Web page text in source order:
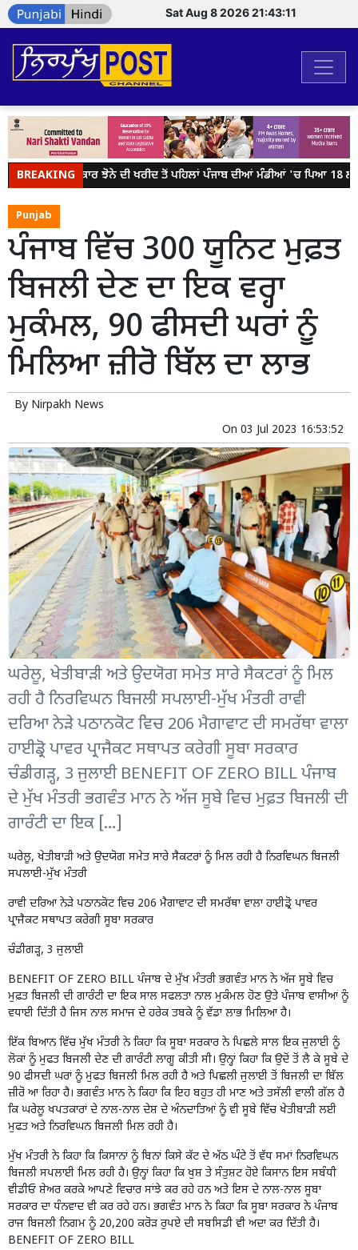
Sat Aug 8 2026 21:43:11
BREAKING
ਕੇਂਦਰ ਸਰਕਾਰ ਝੋਨੇ ਦੀ ਖਰੀਦ ਤੋਂ ਪਹਿਲਾਂ ਪੰਜਾਬ ਦੀਆਂ ਮੰਡੀਆਂ 'ਚ ਪਿਆ 18 ਲੱਖ
Punjab
ਪੰਜਾਬ ਵਿੱਚ 300 ਯੂਨਿਟ ਮੁਫ਼ਤ
ਬਿਜਲੀ ਦੇਣ ਦਾ ਇਕ ਵਰ੍ਹਾ
ਮੁਕੰਮਲ, 90 ਫੀਸਦੀ ਘਰਾਂ ਨੂੰ
ਮਿਲਿਆ ਜ਼ੀਰੋ ਬਿੱਲ ਦਾ ਲਾਭ
By Nirpakh News
On 03 Jul 2023 16:53:52
ਘਰੇਲੂ, ਖੇਤੀਬਾੜੀ ਅਤੇ ਉਦਯੋਗ ਸਮੇਤ ਸਾਰੇ ਸੈਕਟਰਾਂ ਨੂੰ ਮਿਲ
ਰਹੀ ਹੈ ਨਿਰਵਿਘਨ ਬਿਜਲੀ ਸਪਲਾਈ-ਮੁੱਖ ਮੰਤਰੀ ਰਾਵੀ
ਦਰਿਆ ਨੇੜੇ ਪਠਾਨਕੋਟ ਵਿਚ 206 ਮੈਗਾਵਾਟ ਦੀ ਸਮਰੱਥਾ ਵਾਲਾ
ਹਾਈਡ੍ਰੋ ਪਾਵਰ ਪ੍ਰਾਜੈਕਟ ਸਥਾਪਤ ਕਰੇਗੀ ਸੂਬਾ ਸਰਕਾਰ
ਚੰਡੀਗੜ੍ਹ, 3 ਜੁਲਾਈ BENEFIT OF ZERO BILL ਪੰਜਾਬ
ਦੇ ਮੁੱਖ ਮੰਤਰੀ ਭਗਵੰਤ ਮਾਨ ਨੇ ਅੱਜ ਸੂਬੇ ਵਿਚ ਮੁਫ਼ਤ ਬਿਜਲੀ ਦੀ
ਗਾਰੰਟੀ ਦਾ ਇਕ […]
ਘਰੇਲੂ, ਖੇਤੀਬਾੜੀ ਅਤੇ ਉਦਯੋਗ ਸਮੇਤ ਸਾਰੇ ਸੈਕਟਰਾਂ ਨੂੰ ਮਿਲ ਰਹੀ ਹੈ ਨਿਰਵਿਘਨ ਬਿਜਲੀ
ਸਪਲਾਈ-ਮੁੱਖ ਮੰਤਰੀ
ਰਾਵੀ ਦਰਿਆ ਨੇੜੇ ਪਠਾਨਕੋਟ ਵਿਚ 206 ਮੈਗਾਵਾਟ ਦੀ ਸਮਰੱਥਾ ਵਾਲਾ ਹਾਈਡ੍ਰੋ ਪਾਵਰ
ਪ੍ਰਾਜੈਕਟ ਸਥਾਪਤ ਕਰੇਗੀ ਸੂਬਾ ਸਰਕਾਰ
ਚੰਡੀਗੜ੍ਹ, 3 ਜੁਲਾਈ
BENEFIT OF ZERO BILL ਪੰਜਾਬ ਦੇ ਮੁੱਖ ਮੰਤਰੀ ਭਗਵੰਤ ਮਾਨ ਨੇ ਅੱਜ ਸੂਬੇ ਵਿਚ
ਮੁਫ਼ਤ ਬਿਜਲੀ ਦੀ ਗਾਰੰਟੀ ਦਾ ਇਕ ਸਾਲ ਸਫਲਤਾ ਨਾਲ ਮੁਕੰਮਲ ਹੋਣ ਉਤੇ ਪੰਜਾਬ ਵਾਸੀਆਂ ਨੂੰ
ਵਧਾਈ ਦਿੱਤੀ ਹੈ ਜਿਸ ਨਾਲ ਸਮਾਜ ਦੇ ਹਰੇਕ ਤਬਕੇ ਨੂੰ ਵੱਡਾ ਲਾਭ ਮਿਲਿਆ ਹੈ।
ਇੱਕ ਬਿਆਨ ਵਿੱਚ ਮੁੱਖ ਮੰਤਰੀ ਨੇ ਕਿਹਾ ਕਿ ਸੂਬਾ ਸਰਕਾਰ ਨੇ ਪਿਛਲੇ ਸਾਲ ਇਕ ਜੁਲਾਈ ਨੂੰ
ਲੋਕਾਂ ਨੂੰ ਮੁਫਤ ਬਿਜਲੀ ਦੇਣ ਦੀ ਗਾਰੰਟੀ ਲਾਗੂ ਕੀਤੀ ਸੀ। ਉਨ੍ਹਾਂ ਕਿਹਾ ਕਿ ਉਦੋਂ ਤੋਂ ਲੈ ਕੇ ਸੂਬੇ ਦੇ
90 ਫੀਸਦੀ ਘਰਾਂ ਨੂੰ ਮੁਫਤ ਬਿਜਲੀ ਮਿਲ ਰਹੀ ਹੈ ਅਤੇ ਪਿਛਲੀ ਜੁਲਾਈ ਤੋਂ ਬਿਜਲੀ ਦਾ ਬਿੱਲ
ਜ਼ੀਰੋ ਆ ਰਿਹਾ ਹੈ। ਭਗਵੰਤ ਮਾਨ ਨੇ ਕਿਹਾ ਕਿ ਇਹ ਬਹੁਤ ਹੀ ਮਾਣ ਅਤੇ ਤਸੱਲੀ ਵਾਲੀ ਗੱਲ ਹੈ
ਕਿ ਘਰੇਲੂ ਖਪਤਕਾਰਾਂ ਦੇ ਨਾਲ-ਨਾਲ ਦੇਸ਼ ਦੇ ਅੰਨਦਾਤਿਆਂ ਨੂੰ ਵੀ ਸੂਬੇ ਵਿੱਚ ਖੇਤੀਬਾੜੀ ਲਈ
ਮੁਫਤ ਅਤੇ ਨਿਰਵਿਘਨ ਬਿਜਲੀ ਮਿਲ ਰਹੀ ਹੈ।
ਮੁੱਖ ਮੰਤਰੀ ਨੇ ਕਿਹਾ ਕਿ ਕਿਸਾਨਾਂ ਨੂੰ ਬਿਨਾਂ ਕਿਸੇ ਕੱਟ ਦੇ ਅੱਠ ਘੰਟੇ ਤੋਂ ਵੱਧ ਸਮਾਂ ਨਿਰਵਿਘਨ
ਬਿਜਲੀ ਸਪਲਾਈ ਮਿਲ ਰਹੀ ਹੈ। ਉਨ੍ਹਾਂ ਕਿਹਾ ਕਿ ਖੁਸ਼ ਤੇ ਸੰਤੁਸ਼ਟ ਹੋਏ ਕਿਸਾਨ ਇਸ ਸਬੰਧੀ
ਵੀਡੀਓ ਸ਼ੇਅਰ ਕਰਕੇ ਆਪਣੇ ਵਿਚਾਰ ਸਾਂਝੇ ਕਰ ਰਹੇ ਹਨ ਅਤੇ ਇਸ ਦੇ ਨਾਲ-ਨਾਲ ਸੂਬਾ
ਸਰਕਾਰ ਦਾ ਧੰਨਵਾਦ ਵੀ ਕਰ ਰਹੇ ਹਨ। ਭਗਵੰਤ ਮਾਨ ਨੇ ਕਿਹਾ ਕਿ ਸੂਬਾ ਸਰਕਾਰ ਨੇ ਪੰਜਾਬ
ਰਾਜ ਬਿਜਲੀ ਨਿਗਮ ਨੂੰ 20,200 ਕਰੋੜ ਰੁਪਏ ਦੀ ਸਬਸਿਡੀ ਵੀ ਅਦਾ ਕਰ ਦਿੱਤੀ ਹੈ।
BENEFIT OF ZERO BILL